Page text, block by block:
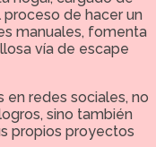
de hacer un
manuales, fomenta
vía de escape
en redes sociales, no
sino también
propios proyectos